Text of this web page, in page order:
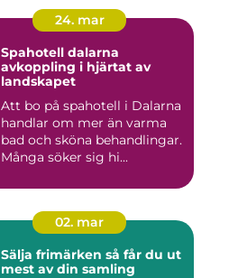
24. mar
Spahotell dalarna
avkoppling i hjärtat av
landskapet
Att bo på spahotell i Dalarna
handlar om mer än varma
bad och sköna behandlingar.
Många söker sig hi...
02. mar
Sälja frimärken så får du ut
mest av din samling